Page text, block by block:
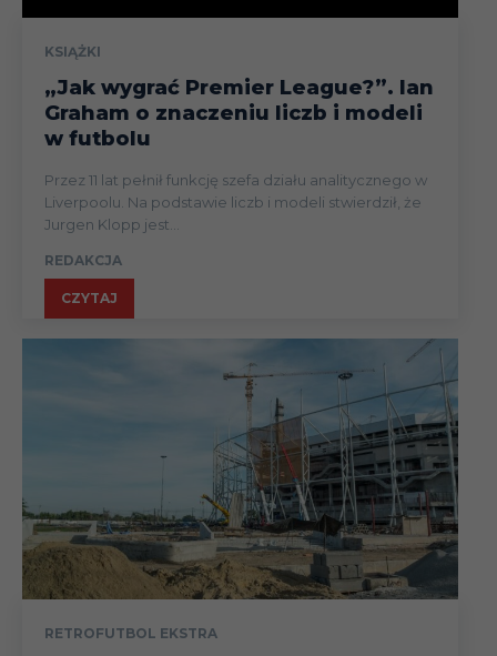
KSIĄŻKI
„Jak wygrać Premier League?”. Ian
Graham o znaczeniu liczb i modeli
w futbolu
Przez 11 lat pełnił funkcję szefa działu analitycznego w
Liverpoolu. Na podstawie liczb i modeli stwierdził, że
Jurgen Klopp jest...
REDAKCJA
CZYTAJ
RETROFUTBOL EKSTRA